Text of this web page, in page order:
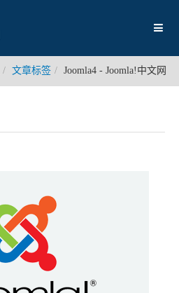
文章标签 Joomla4 - Joomla!中文网